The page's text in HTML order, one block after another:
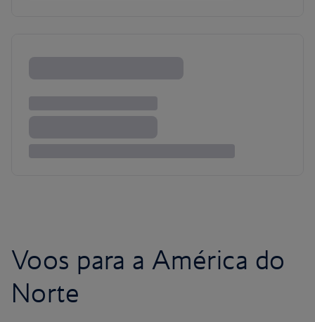
Voos para a América do
Norte